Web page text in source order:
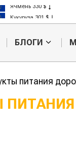
Ячмень 330 $
Кукуруза 301 $
Пшеница 423 $
БЛОГИ
питания